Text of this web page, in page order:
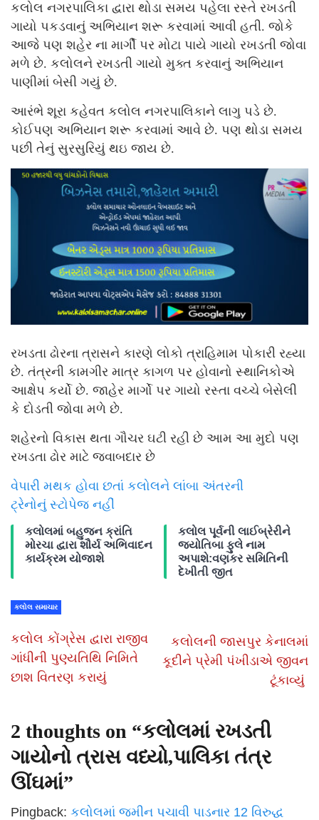
કલોલ નગરપાલિકા દ્વારા થોડા સમય પહેલા રસ્તે રખડતી
ગાયો પકડવાનું અભિયાન શરૂ કરવામાં આવી હતી. જોકે
આજે પણ શહેર ના માર્ગી પર મોટા પાયે ગાયો રખડતી જોવા
મળે છે. કલોલને રખડતી ગાયો મુક્ત કરવાનું અભિયાન
પાણીમાં બેસી ગયું છે.
આરંભે શૂરા કહેવત કલોલ નગરપાલિકાને લાગુ પડે છે.
કોઈપણ અભિયાન શરૂ કરવામાં આવે છે. પણ થોડા સમય
પછી તેનું સુરસુરિયું થઇ જાય છે.
રખડતા ઢોરના ત્રાસને કારણે લોકો ત્રાહિમામ પોકારી રહ્યા
છે. તંત્રની કામગીર માત્ર કાગળ પર હોવાનો સ્થાનિકોએ
આક્ષેપ કર્યો છે. જાહેર માર્ગો પર ગાયો રસ્તા વચ્ચે બેસેલી
કે દોડતી જોવા મળે છે.
શહેરનો વિકાસ થતા ગૌચર ઘટી રહી છે આમ આ મુદો પણ
રખડતા ઢોર માટે જવાબદાર છે
વેપારી મથક હોવા છતાં કલોલને લાંબા અંતરની
ટ્રેનોનું સ્ટોપેજ નહીં
કલોલમાં બહુજન ક્રાંતિ
મોરચા દ્વારા શૌર્ય અભિવાદન
કાર્યક્રમ યોજાશે
કલોલ પૂર્વની લાઈબ્રેરીને
જ્યોતિબા ફુલે નામ
અપાશે:વણકર સમિતિની
દેખીતી જીત
કલોલ સમાચાર
કલોલ કોંગ્રેસ દ્વારા રાજીવ
ગાંધીની પુણ્યતિથિ નિમિતે
છાશ વિતરણ કરાયું
કલોલની જાસપુર કેનાલમાં
કૂદીને પ્રેમી પંખીડાએ જીવન
ટૂંકાવ્યું
2 thoughts on “કલોલમાં રખડતી
ગાયોનો ત્રાસ વધ્યો,પાલિકા તંત્ર
ઊંઘમાં”
Pingback: કલોલમાં જમીન પચાવી પાડનાર 12 વિરુદ્ધ